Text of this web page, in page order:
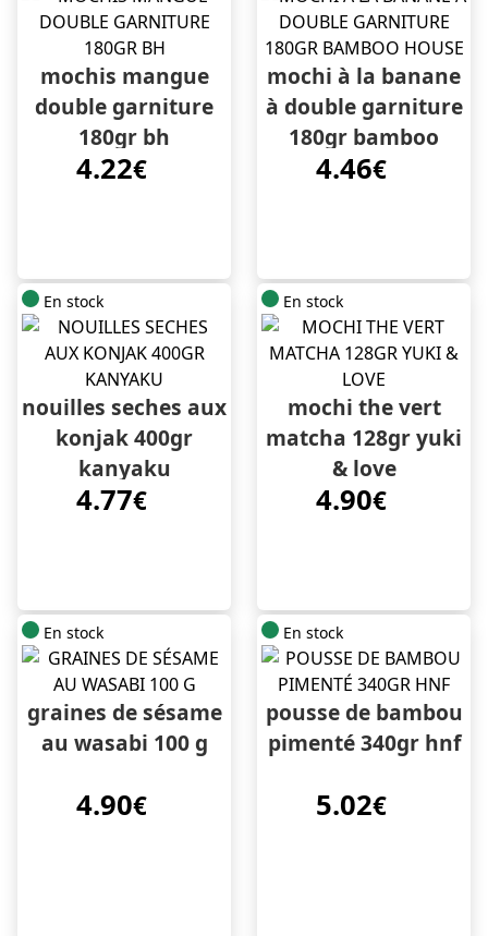
mochis mangue
double garniture
180gr bh
4.22€
mochi à la banane
à double garniture
180gr bamboo
house
4.46€
En stock
nouilles seches aux
konjak 400gr
kanyaku
4.77€
En stock
mochi the vert
matcha 128gr yuki
& love
4.90€
En stock
graines de sésame
au wasabi 100 g
4.90€
En stock
pousse de bambou
pimenté 340gr hnf
5.02€